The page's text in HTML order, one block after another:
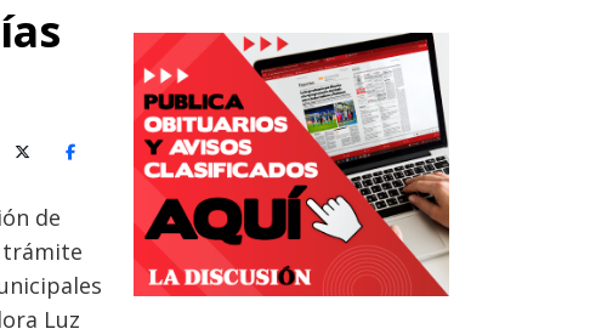
X (Twitter)Facebook
de
trámite
Luz